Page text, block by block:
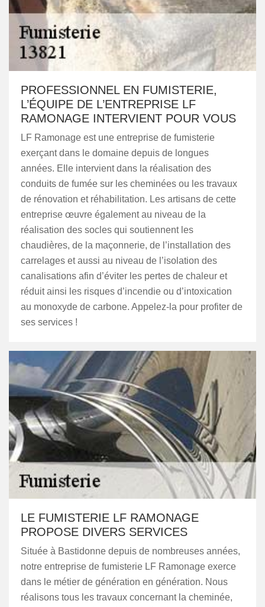
PROFESSIONNEL EN FUMISTERIE,
L’ÉQUIPE DE L’ENTREPRISE LF
RAMONAGE INTERVIENT POUR VOUS
LF Ramonage est une entreprise de fumisterie
exerçant dans le domaine depuis de longues
années. Elle intervient dans la réalisation des
conduits de fumée sur les cheminées ou les travaux
de rénovation et réhabilitation. Les artisans de cette
entreprise œuvre également au niveau de la
réalisation des socles qui soutiennent les
chaudières, de la maçonnerie, de l’installation des
carrelages et aussi au niveau de l’isolation des
canalisations afin d’éviter les pertes de chaleur et
réduit ainsi les risques d’incendie ou d’intoxication
au monoxyde de carbone. Appelez-la pour profiter de
ses services !
LE FUMISTERIE LF RAMONAGE
PROPOSE DIVERS SERVICES
Située à Bastidonne depuis de nombreuses années,
notre entreprise de fumisterie LF Ramonage exerce
dans le métier de génération en génération. Nous
réalisons tous les travaux concernant la cheminée,